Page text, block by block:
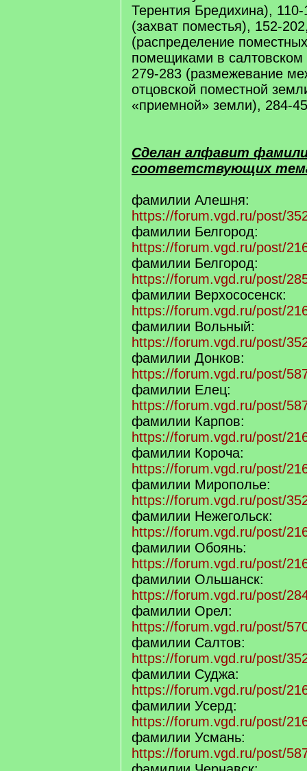
Терентия Бредихина),
(захват поместья), 152-
(распределение
помещиками в салтовском
279-283 (размежевание
отцовской поместной
«приемной» земли), 284-
Сделан алфавит
соответствующих
фамилии Алешня:
https://forum.vgd.ru/post/
фамилии Белгород:
https://forum.vgd.ru/post/
фамилии Белгород:
https://forum.vgd.ru/post/
фамилии Верхососенск:
https://forum.vgd.ru/post/
фамилии Вольный:
https://forum.vgd.ru/post/
фамилии Донков:
https://forum.vgd.ru/post/
фамилии Елец:
https://forum.vgd.ru/post/
фамилии Карпов:
https://forum.vgd.ru/post/
фамилии Короча:
https://forum.vgd.ru/post/
фамилии Мирополье:
https://forum.vgd.ru/post/
фамилии Нежегольск:
https://forum.vgd.ru/post/
фамилии Обоянь:
https://forum.vgd.ru/post/
фамилии Ольшанск:
https://forum.vgd.ru/post/
фамилии Орел:
https://forum.vgd.ru/post/
фамилии Салтов:
https://forum.vgd.ru/post/
фамилии Суджа:
https://forum.vgd.ru/post/
фамилии Усерд:
https://forum.vgd.ru/post/
фамилии Усмань:
https://forum.vgd.ru/post/